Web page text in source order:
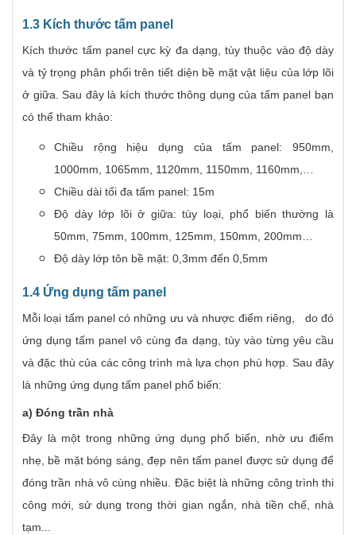
1.3 Kích thước tấm panel
Kích thước tấm panel cực kỳ đa dạng, tùy thuộc vào độ dày
và tỷ trọng phân phối trên tiết diện bề mặt vật liệu của lớp lõi
ở giữa. Sau đây là kích thước thông dụng của tấm panel bạn
có thể tham khảo:
Chiều rộng hiệu dụng của tấm panel: 950mm,
1000mm, 1065mm, 1120mm, 1150mm, 1160mm,…
Chiều dài tối đa tấm panel: 15m
Độ dày lớp lõi ở giữa: tùy loại, phổ biến thường là
50mm, 75mm, 100mm, 125mm, 150mm, 200mm…
Độ dày lớp tôn bề mặt: 0,3mm đến 0,5mm
1.4 Ứng dụng tấm panel
Mỗi loại tấm panel có những ưu và nhược điểm riêng, do đó
ứng dụng tấm panel vô cùng đa dạng, tùy vào từng yêu cầu
và đặc thù của các công trình mà lựa chọn phù hợp. Sau đây
là những ứng dụng tấm panel phổ biến:
a) Đóng trần nhà
Đây là một trong những ứng dụng phổ biến, nhờ ưu điểm
nhẹ, bề mặt bóng sáng, đẹp nên tấm panel được sử dụng để
đóng trần nhà vô cùng nhiều. Đặc biệt là những công trình thi
công mới, sử dụng trong thời gian ngắn, nhà tiền chế, nhà
tạm...